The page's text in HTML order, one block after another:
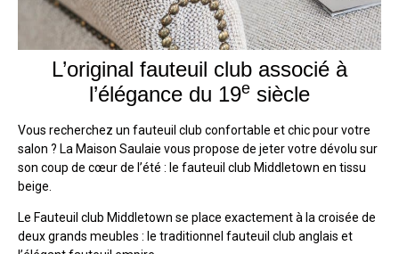
L’original fauteuil club associé à
l’élégance du 19e siècle
Vous recherchez un fauteuil club confortable et chic pour votre
salon ? La Maison Saulaie vous propose de jeter votre dévolu sur
son coup de cœur de l’été : le fauteuil club Middletown en tissu
beige.
Le Fauteuil club Middletown se place exactement à la croisée de
deux grands meubles : le traditionnel fauteuil club anglais et